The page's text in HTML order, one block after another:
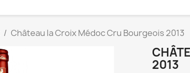
Château la Croix Médoc Cru Bourgeois 2013
2013